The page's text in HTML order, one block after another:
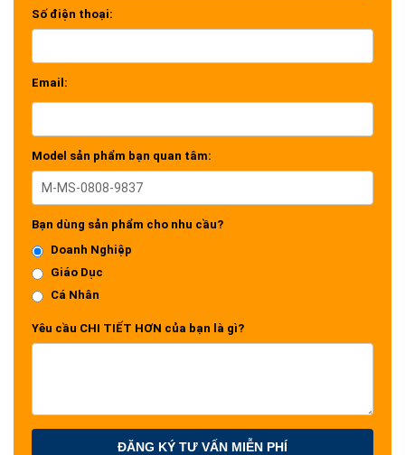
Số điện thoại:
Email:
Model sản phẩm bạn quan tâm:
Bạn dùng sản phẩm cho nhu cầu?
Doanh Nghiệp
Giáo Dục
Cá Nhân
Yêu cầu CHI TIẾT HƠN của bạn là gì?
ĐĂNG KÝ TƯ VẤN MIỄN PHÍ